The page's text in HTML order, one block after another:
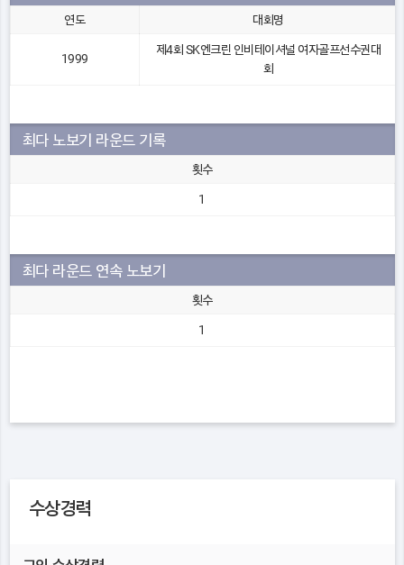
연도 대회명
1999
제4회 SK엔크린 인비테이셔널 여자골프선수권대
회
최다 노보기 라운드 기록
횟수
1
최다 라운드 연속 노보기
횟수
1
수상경력